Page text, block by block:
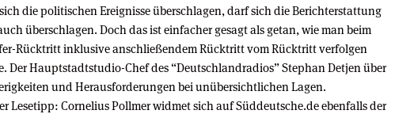
die politischen Ereignisse überschlagen, darf sich die Berichterstattung
überschlagen. Doch das ist einfacher gesagt als getan, wie man beim
Rücktritt inklusive anschließendem Rücktritt vom Rücktritt verfolgen
Der Hauptstadtstudio-Chef des “Deutschlandradios” Stephan Detjen über
und Herausforderungen bei unübersichtlichen Lagen.
Lesetipp: Cornelius Pollmer widmet sich auf Süddeutsche.de ebenfalls der